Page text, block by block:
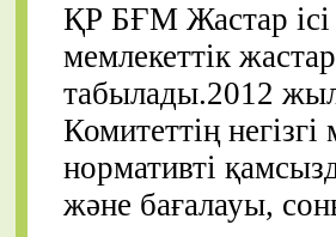
ҚР БҒМ Жастар ісі
мемлекеттік
табылады.2012
Комитеттің
нормативті
және бағалауы,